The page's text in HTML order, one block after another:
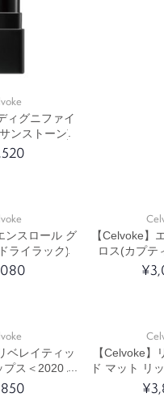
ィグニファイ
ンストーン)
ンスロール グ
ライラック)
【Celvoke】
ロス(カプテ
ベレイティッ
プス＜2020 A/
(エクルベージ
)
【Celvoke】
ド マット リ
W Collection